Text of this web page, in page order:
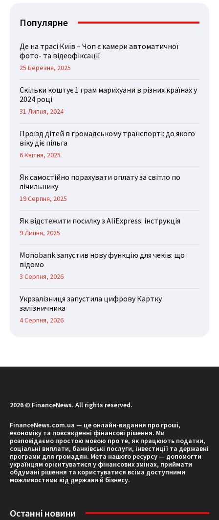
Популярне
Де на трасі Київ – Чоп є камери автоматичної
фото- та відеофіксації
25 Березня, 2025
Скільки коштує 1 грам марихуани в різних країнах у
2024 році
31 Липня, 2024
Проїзд дітей в громадському транспорті: до якого
віку діє пільга
6 Квітня, 2025
Як самостійно порахувати оплату за світло по
лічильнику
19 Серпня, 2025
Як відстежити посилку з AliExpress: інструкція
9 Липня, 2025
Monobank запустив нову функцію для чеків: що
відомо
3 Серпня, 2026
Укрзалізниця запустила цифрову Картку
залізничника
4 Серпня, 2026
2026 © FinanceNews. All rights reserved.
FinanceNews.com.ua — це онлайн-видання про гроші,
економіку та повсякденні фінансові рішення. Ми
розповідаємо простою мовою про те, як працюють податки,
соціальні виплати, банківські послуги, інвестиції та державні
програми для громадян. Мета нашого ресурсу — допомогти
українцям орієнтуватися у фінансових змінах, приймати
обдумані рішення та користуватися всіма доступними
можливостями від держави й бізнесу.
Останні новини